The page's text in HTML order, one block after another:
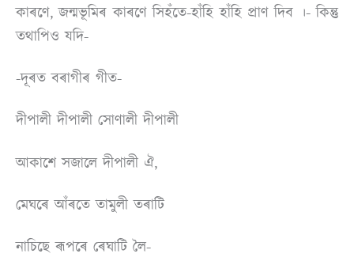
কাৰণে, জন্মভূমিৰ কাৰণে সিহঁতে-হাঁহি হাঁহি প্রাণ দিব ।- কিন্তু
তথাপিও যদি-
-দূৰত বৰাগীৰ গীত-
দীপালী দীপালী সােণালী দীপালী
আকাশে সজালে দীপালী ঐ,
মেঘৰে আঁৰতে তামুলী তৰাটি
নাচিছে ৰূপৰে ৰেঘাটি লৈ-